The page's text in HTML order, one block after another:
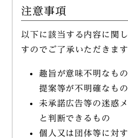
注意事項
以下に該当する内容に関
すのでご了承いただきま
趣旨が意味不明なも
提案等が不明確なもの
未承諾広告等の迷惑
と判断できるもの
個人又は団体等に対